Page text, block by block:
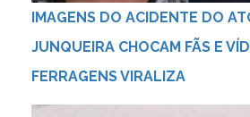
IMAGENS DO ACIDENTE DO
JUNQUEIRA CHOCAM FÃS E
FERRAGENS VIRALIZA